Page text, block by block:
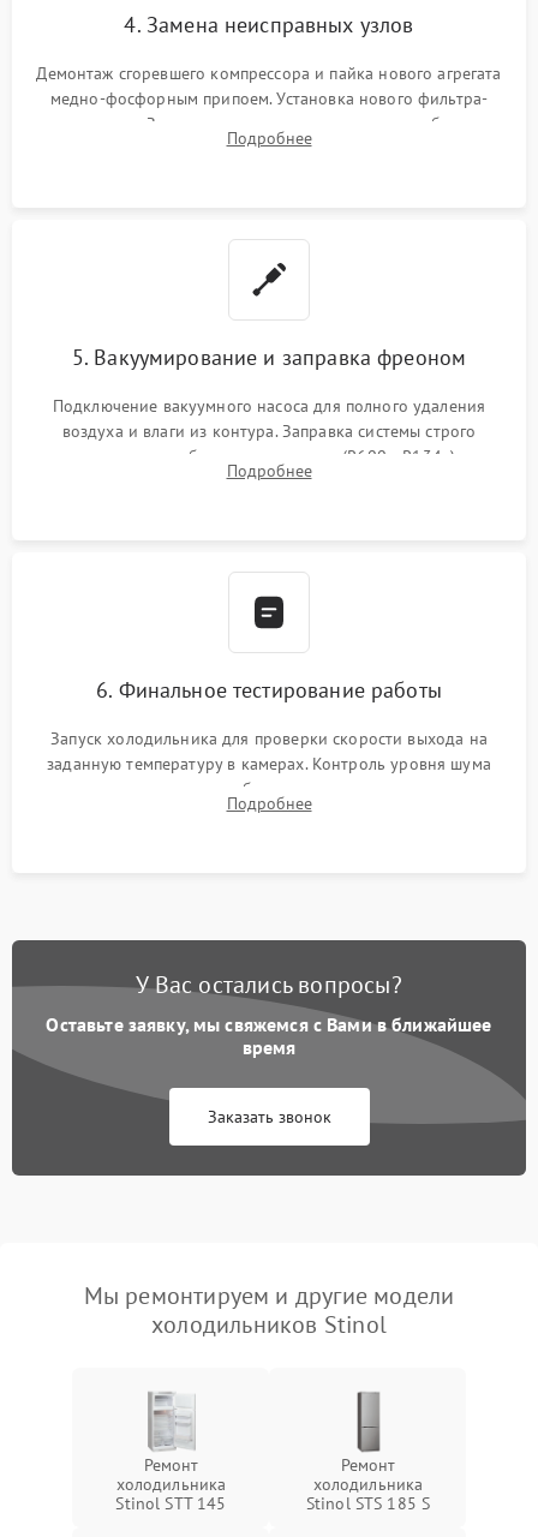
4. Замена неисправных узлов
Демонтаж сгоревшего компрессора и пайка нового агрегата
медно-фосфорным припоем. Установка нового фильтра-
осушителя. Замена изношенных вентиляторов обдува,
сломанных заслонок или поврежденных дверных петель.
Подробнее
5. Вакуумирование и заправка фреоном
Подключение вакуумного насоса для полного удаления
воздуха и влаги из контура. Заправка системы строго
дозированным объемом хладагента (R600a, R134a) по
электронным весам. Контроль рабочего давления в системе.
Подробнее
6. Финальное тестирование работы
Запуск холодильника для проверки скорости выхода на
заданную температуру в камерах. Контроль уровня шума
компрессора, отсутствия обмерзания стенок и корректного
срабатывания системы автоматической оттайки.
Подробнее
У Вас остались вопросы?
Оставьте заявку, мы свяжемся с Вами в ближайшее
время
Заказать звонок
Мы ремонтируем и другие модели
холодильников Stinol
Ремонт
холодильника
Stinol STT 145
Ремонт
холодильника
Stinol STS 185 S